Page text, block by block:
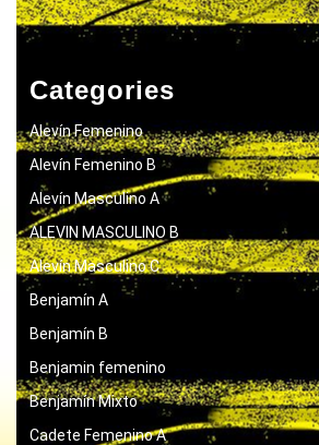
Categories
Alevín Femenino
Alevín Femenino B
Alevín Masculino A
ALEVIN MASCULINO B
Alevín Masculino C
Benjamín A
Benjamín B
Benjamin femenino
Benjamín Mixto
Cadete Femenino A